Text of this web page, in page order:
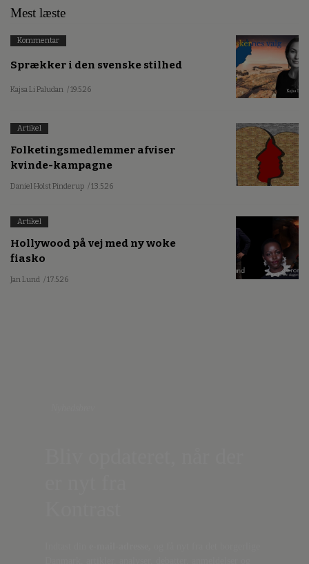
Mest læste
Kommentar
Sprækker i den svenske stilhed
Kajsa Li Paludan / 19.5.26
Artikel
Folketingsmedlemmer afviser
kvinde-kampagne
Daniel Holst Pinderup / 13.5.26
Artikel
Hollywood på vej med ny woke
fiasko
Jan Lund / 17.5.26